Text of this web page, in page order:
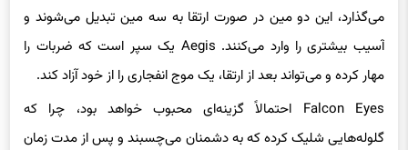
می‌گذارد، این دو مین در صورت ارتقا به سه مین تبدیل می‌شوند و
آسیب بیشتری را وارد می‌کنند. Aegis یک سپر است که ضربات را
مهار کرده و می‌تواند بعد از ارتقا، یک موج انفجاری را از خود آزاد کند.
Falcon Eyes احتمالاً گزینه‌ای محبوب خواهد بود، چرا که
گلوله‌هایی شلیک کرده که به دشمنان می‌چسبند و پس از مدت زمان